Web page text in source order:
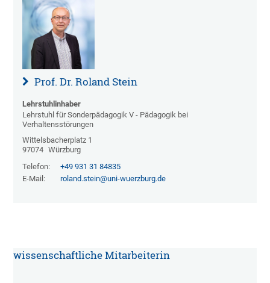
Prof. Dr. Roland Stein
Lehrstuhlinhaber
Lehrstuhl für Sonderpädagogik V - Pädagogik bei
Verhaltensstörungen
Wittelsbacherplatz 1
97074 Würzburg
Telefon:
+49 931 31 84835
E-Mail:
roland.stein@uni-wuerzburg.de
wissenschaftliche Mitarbeiterin